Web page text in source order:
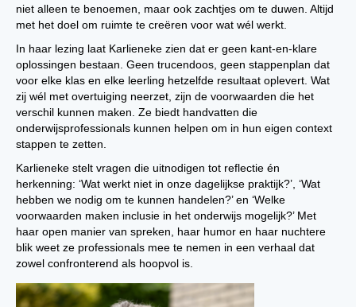
niet alleen te benoemen, maar ook zachtjes om te duwen. Altijd
met het doel om ruimte te creëren voor wat wél werkt.
In haar lezing laat Karlieneke zien dat er geen kant-en-klare
oplossingen bestaan. Geen trucendoos, geen stappenplan dat
voor elke klas en elke leerling hetzelfde resultaat oplevert. Wat
zij wél met overtuiging neerzet, zijn de voorwaarden die het
verschil kunnen maken. Ze biedt handvatten die
onderwijsprofessionals kunnen helpen om in hun eigen context
stappen te zetten.
Karlieneke stelt vragen die uitnodigen tot reflectie én
herkenning: ‘Wat werkt niet in onze dagelijkse praktijk?’, ‘Wat
hebben we nodig om te kunnen handelen?’ en ‘Welke
voorwaarden maken inclusie in het onderwijs mogelijk?’ Met
haar open manier van spreken, haar humor en haar nuchtere
blik weet ze professionals mee te nemen in een verhaal dat
zowel confronterend als hoopvol is.